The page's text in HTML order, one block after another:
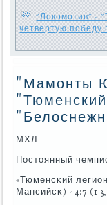
"Локомотив" -
четвертую победу
"Мамонты
МХЛ
Постоянный
«Тюменсκий
Мансийсκ) - 4:7 (1:3,